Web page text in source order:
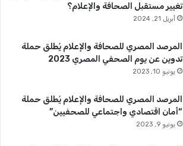
تغيير مستقبل الصحافة والإعلام؟
أبريل 21, 2024
المرصد المصري للصحافة والإعلام يُطلق حملة
تدوين عن يوم الصحفي المصري 2023
يونيو 10, 2023
المرصد المصري للصحافة والإعلام يُطلق حملة
“أمان اقتصادي واجتماعي للصحفيين”
يونيو 9, 2023